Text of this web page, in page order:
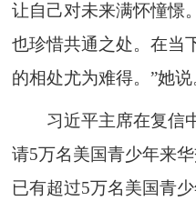
让自己对未来满怀憧憬
也珍惜共通之处。在当
的相处尤为难得。”她说
习近平主席在复信
请5万名美国青少年来
已有超过5万名美国青